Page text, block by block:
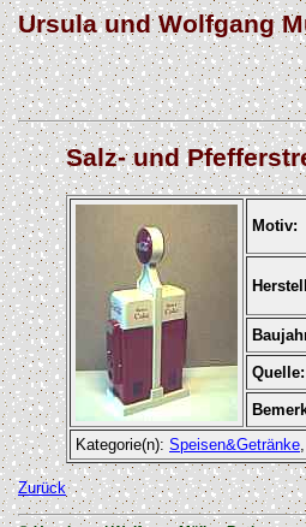
Ursula und Wolfgang
Salz- und
Motiv:
Quelle:
Kategorie(n): Speisen&Getränke,
Zurück